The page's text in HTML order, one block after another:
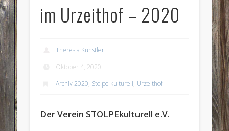
im Urzeithof – 2020
Theresia Künstler
Oktober 4, 2020
Archiv 2020, Stolpe kulturell, Urzeithof
Der Verein STOLPEkulturell e.V.